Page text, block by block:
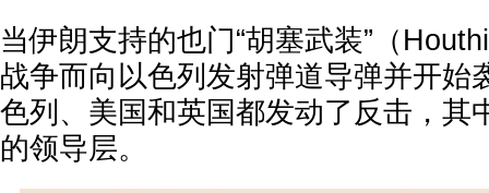
当伊朗支持的也门“胡塞武装”（
战争而向以色列发射弹道导弹并开始
色列、美国和英国都发动了反击，其
的领导层。